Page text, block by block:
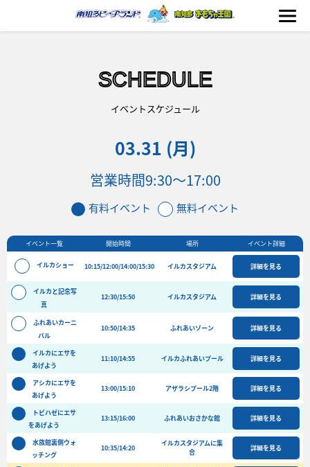
イベント
フード&ショップ
海の生きもの
おもちゃ王国
よくある質問
団体向けプラン情報 ビーチランド支援プログラム
SCHEDULE
イベントスケジュール
03.31 (月)
営業時間9:30～17:00
有料イベント 無料イベント
イベント一覧 開始時間 場所 イベント詳細
イルカショー 10:15/12:00/14:00/15:30 イルカスタジアム 詳細を見る
イルカと記念写
真
12:30/15:50 イルカスタジアム 詳細を見る
ふれあいカーニ
バル
10:50/14:35 ふれあいゾーン 詳細を見る
イルカにエサを
あげよう
11:10/14:55 イルカふれあいプール 詳細を見る
アシカにエサを
あげよう
13:00/15:10 アザラシプール2階 詳細を見る
トビハゼにエサ
をあげよう
13:15/16:00 ふれあいおさかな館 詳細を見る
水族館裏側ウォ
ッチング
10:35/14:20
イルカスタジアムに集
合
詳細を見る